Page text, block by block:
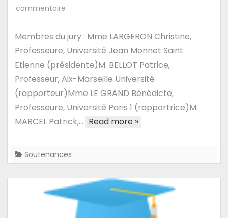
commentaire
–
Soutenance
de
Cécile
Favre
:
informatique
#données
de
Membres du jury : Mme LARGERON Christine,
Professeure, Université Jean Monnet Saint
Etienne (présidente)M. BELLOT Patrice,
Professeur, Aix-Marseille Université
(rapporteur)Mme LE GRAND Bénédicte,
Professeure, Université Paris 1 (rapportrice)M.
MARCEL Patrick,… Read more »
Soutenances